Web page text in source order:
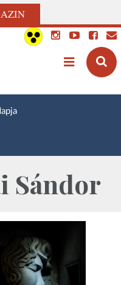
Sándor